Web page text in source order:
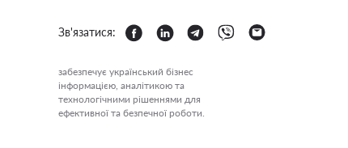
Зв'язатися:
забезпечує український бізнес
інформацією, аналітикою та
технологічними рішеннями для
ефективної та безпечної роботи.